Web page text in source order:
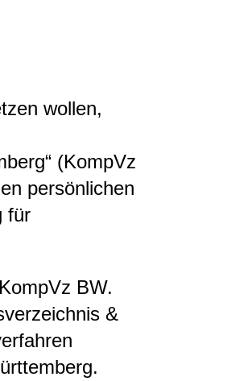
wollen,
(KompVz
persönlichen
für
BW.
&